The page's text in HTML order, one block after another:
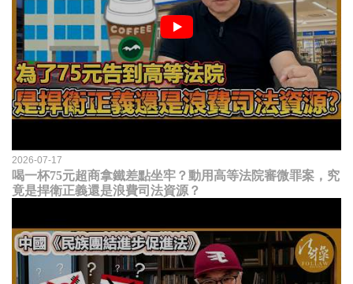
2026-07-17
喝一杯75元超商拿鐵差點坐牢？動用高等法院審微罪案，究
竟是捍衛正義還是浪費司法資源？